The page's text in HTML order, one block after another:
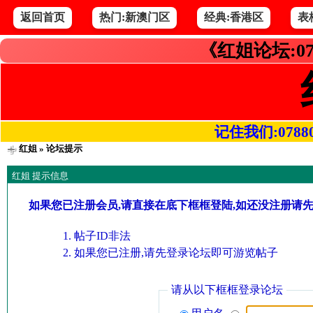
返回首页 热门:新澳门区 经典:香港区 表
《红姐论坛
记住我们
红姐» 论坛提示
红姐 提示信息
如果您已注册会员,请直接在底下框框登陆,如还没注册请
帖子ID非法
如果您已注册,请先登录论坛即可游览帖子
请从以下框框登录论坛